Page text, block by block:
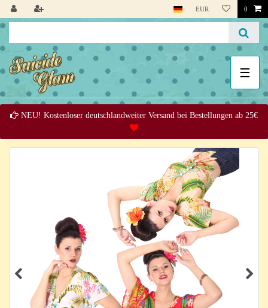
EUR 0
☰
NEU! Kostenloser deutschlandweiter Versand bei Bestellungen ab 25€